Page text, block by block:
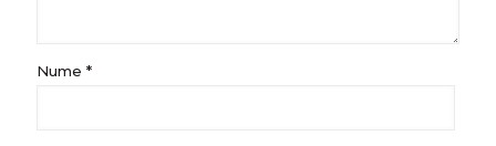
Nume *